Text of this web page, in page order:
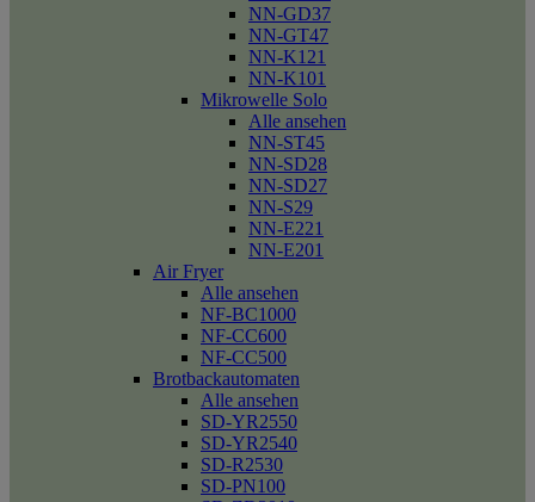
NN-GD37
NN-GT47
NN-K121
NN-K101
Mikrowelle Solo
Alle ansehen
NN-ST45
NN-SD28
NN-SD27
NN-S29
NN-E221
NN-E201
Air Fryer
Alle ansehen
NF-BC1000
NF-CC600
NF-CC500
Brotbackautomaten
Alle ansehen
SD-YR2550
SD-YR2540
SD-R2530
SD-PN100